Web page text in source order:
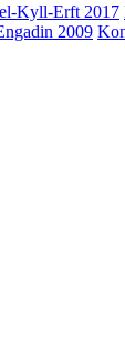
Kyll-Erft 2017
2009